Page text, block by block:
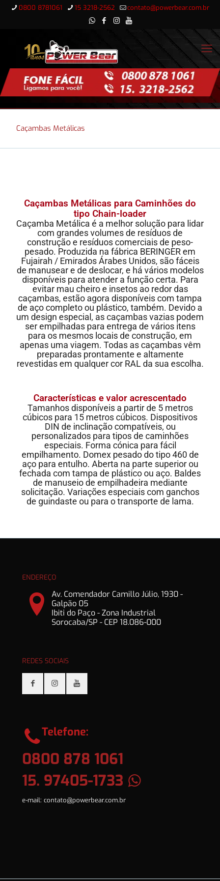
0800 8781061 15 3218-2562 contato@powerbear.com.br
Caçambas Metálicas
Caçambas Metálicas para Caminhões do
tipo Chain-loader
Caçamba Metálica é a melhor solução para lidar
com grandes volumes de resíduos de
construção e resíduos comerciais de peso-
pesado. Produzida na fábrica BERINGER em
Fujairah / Emirados Árabes Unidos, são fáceis
de manusear e de deslocar, e há vários modelos
disponíveis para atender a função certa. Para
evitar mau cheiro e insetos ao redor das
caçambas, estão agora disponíveis com tampa
de aço completo ou plástico, também. Devido a
um design especial, as caçambas vazias podem
ser empilhadas para entrega de vários itens
para os mesmos locais de construção, em
apenas uma viagem. Todas as caçambas vêm
preparadas prontamente e altamente
revestidas em qualquer cor RAL da sua escolha.
Características e valor acrescentado
Tamanhos disponíveis a partir de 5 metros
cúbicos para 15 metros cúbicos. Dispositivos
DIN de inclinação compatíveis, ou
personalizados para tipos de caminhões
especiais. Forma cónica para fácil
empilhamento. Domex pesado do tipo 460 de
aço para entulho. Aberta na parte superior ou
fechada com tampa de plástico ou aço. Baldes
de manuseio de empilhadeira mediante
solicitação. Variações especiais com ganchos
de guindaste ou para o transporte de lama.
ENDEREÇO
Av. Comendador Camillo Júlio, 1930 -
Galpão 05
Ibiti do Paço - Zona Industrial
Sorocaba/SP - CEP 18.086-000
REDES SOCIAIS
Telefone:
0800 878 1061
15. 97405-1733
e-mail: contato@powerbear.com.br